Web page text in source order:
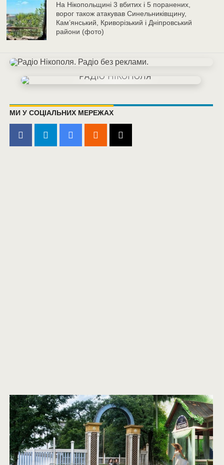
На Нікопольщині 3 вбитих і 5 поранених,
ворог також атакував Синельниківщину,
Кам’янський, Криворізький і Дніпровський
райони (фото)
МИ У СОЦІАЛЬНИХ МЕРЕЖАХ